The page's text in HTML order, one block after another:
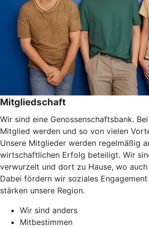
Mitgliedschaft
Wir sind eine Genossenschaftsbank.
Mitglied werden und so von vielen
Unsere Mitglieder werden regelmäßig
wirtschaftlichen Erfolg beteiligt. Wir
verwurzelt und dort zu Hause, wo auch
Dabei fördern wir soziales
stärken unsere Region.
Wir sind anders
Mitbestimmen